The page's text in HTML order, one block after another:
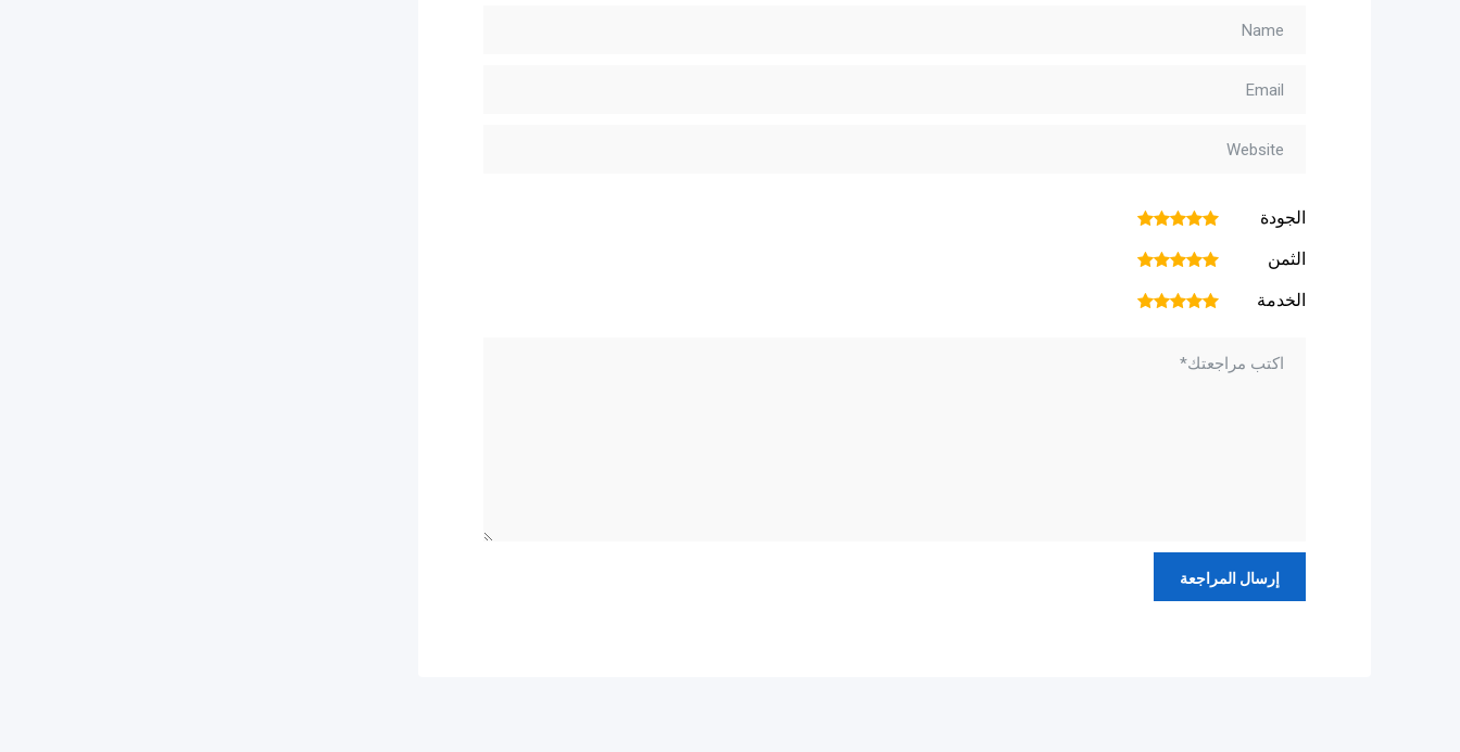
الجودة 5
4
3
2
الثمن 5
4
3
2
الخدمة 5
4
3
2